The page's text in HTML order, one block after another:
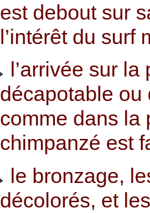
est debout sur
l’intérêt du surf
l’arrivée sur
décapotable ou
comme dans la
chimpanzé est
le bronzage,
décolorés, et